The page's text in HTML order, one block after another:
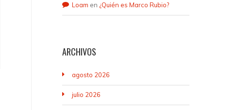
Loam en ¿Quién es Marco Rubio?
ARCHIVOS
agosto 2026
julio 2026